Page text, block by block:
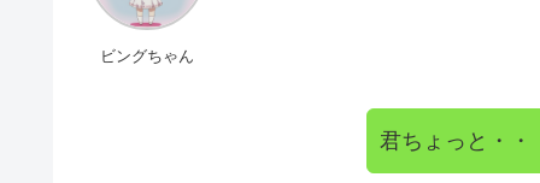
ビングちゃん
君ちょっと・・